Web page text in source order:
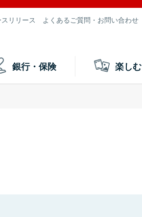
リリース よくあるご質問・お問い合わせ
銀行・保険 楽しむ